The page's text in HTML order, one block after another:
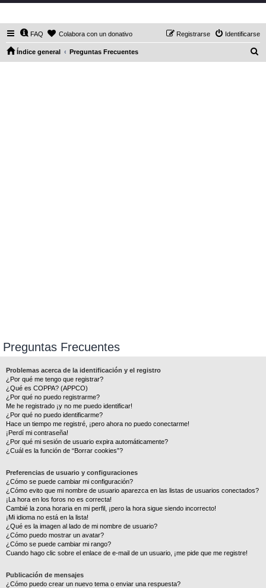
FAQ Colabora con un donativo Identificarse
Registrarse
Índice general Preguntas Frecuentes
Preguntas Frecuentes
Problemas acerca de la identificación y el registro
¿Por qué me tengo que registrar?
¿Qué es COPPA? (APPCO)
¿Por qué no puedo registrarme?
Me he registrado ¡y no me puedo identificar!
¿Por qué no puedo identificarme?
Hace un tiempo me registré, ¡pero ahora no puedo conectarme!
¡Perdí mi contraseña!
¿Por qué mi sesión de usuario expira automáticamente?
¿Cuál es la función de “Borrar cookies”?
Preferencias de usuario y configuraciones
¿Cómo se puede cambiar mi configuración?
¿Cómo evito que mi nombre de usuario aparezca en las listas de usuarios conectados?
¡La hora en los foros no es correcta!
Cambié la zona horaria en mi perfil, ¡pero la hora sigue siendo incorrecto!
¡Mi idioma no está en la lista!
¿Qué es la imagen al lado de mi nombre de usuario?
¿Cómo puedo mostrar un avatar?
¿Cómo se puede cambiar mi rango?
Cuando hago clic sobre el enlace de e-mail de un usuario, ¡me pide que me registre!
Publicación de mensajes
¿Cómo puedo crear un nuevo tema o enviar una respuesta?